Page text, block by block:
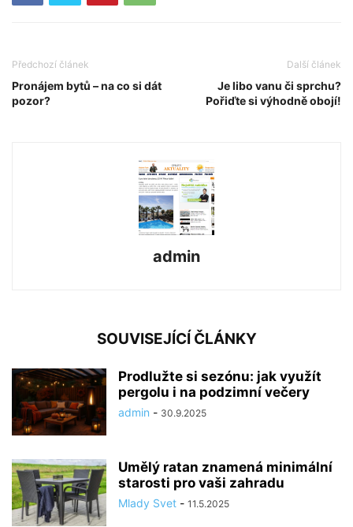
Předchozí článek
Pronájem bytů – na co si dát
pozor?
Další článek
Je libo vanu či sprchu?
Pořiďte si výhodně obojí!
admin
SOUVISEJÍCÍ ČLÁNKY
Prodlužte si sezónu: jak využít
pergolu i na podzimní večery
admin - 30.9.2025
Umělý ratan znamená minimální
starosti pro vaši zahradu
Mlady Svet - 11.5.2025